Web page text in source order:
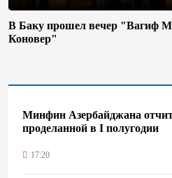
В Баку прошел вечер "Вагиф
Коновер"
Минфин Азербайджана
проделанной в I полугодии
17:20